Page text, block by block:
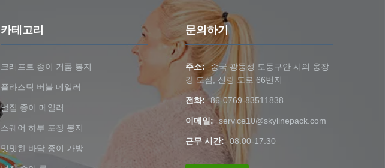
00:09
00:15
00:12
다중 스타일 복합 가
카테고리
크래프트 종이 거품 봉지
플라스틱 버블 메일러
벌집 종이 메일러
스퀘어 하부 포장 봉지
밋밋한 바닥 종이 가방
문의하기
주소: 중국 광둥성 도둥구안 시의 웅장
강 도심, 신랑 도로 66번지
전화: 86-0769-83511838
이메일: service10@skylinepack.com
근무 시간: 08:00-17:30